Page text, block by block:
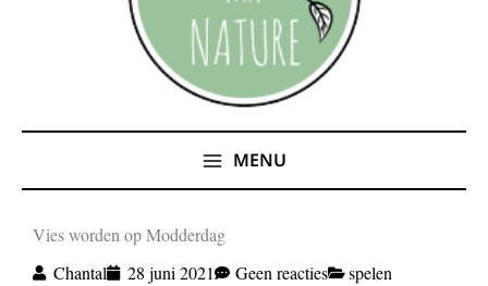
MENU
Vies worden op Modderdag
Chantal
28 juni 2021 Geen reacties
spelen